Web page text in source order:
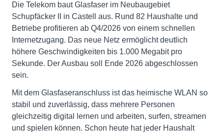
Die Telekom baut Glasfaser im Neubaugebiet
Schupfäcker II in Castell aus. Rund 82 Haushalte und
Betriebe profitieren ab Q4/2026 von einem schnellen
Internetzugang. Das neue Netz ermöglicht deutlich
höhere Geschwindigkeiten bis 1.000 Megabit pro
Sekunde. Der Ausbau soll Ende 2026 abgeschlossen
sein.
Mit dem Glasfaseranschluss ist das heimische WLAN so
stabil und zuverlässig, dass mehrere Personen
gleichzeitig digital lernen und arbeiten, surfen, streamen
und spielen können. Schon heute hat jeder Haushalt